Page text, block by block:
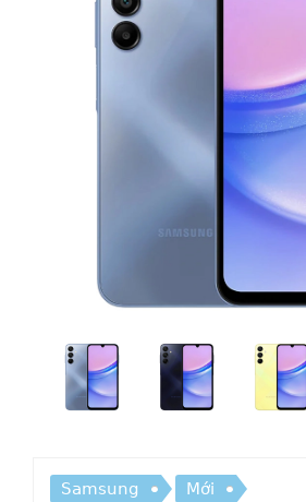
Samsung
Mới